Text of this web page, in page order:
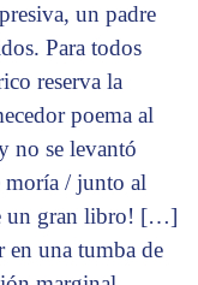
un padre
Para todos
reserva la
poema al
no se levantó
/ junto al
un gran libro! […]
en una tumba de